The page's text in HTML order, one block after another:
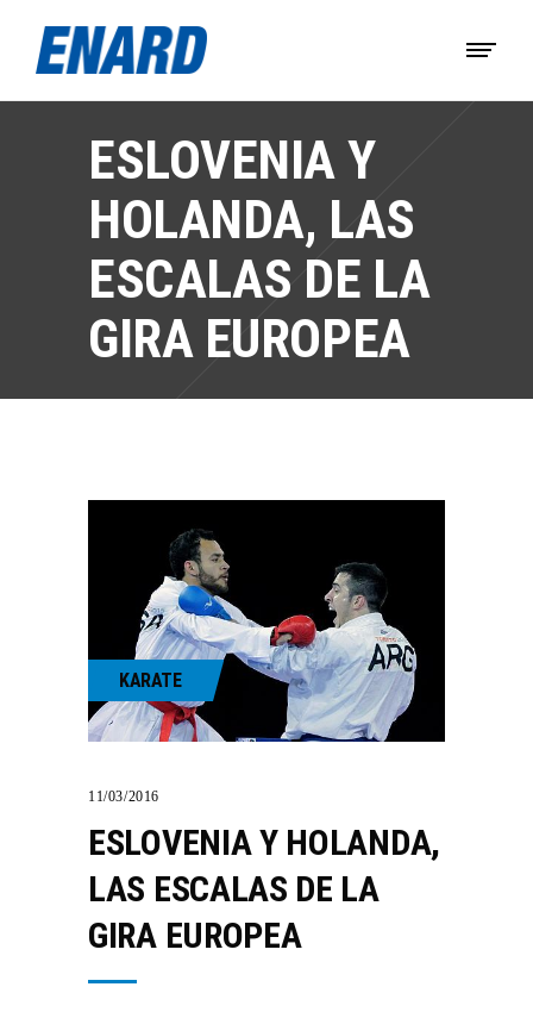
ESLOVENIA Y
HOLANDA, LAS
ESCALAS DE LA
GIRA EUROPEA
KARATE
11/03/2016
ESLOVENIA Y HOLANDA,
LAS ESCALAS DE LA
GIRA EUROPEA